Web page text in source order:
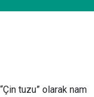
tuzu” olarak nam